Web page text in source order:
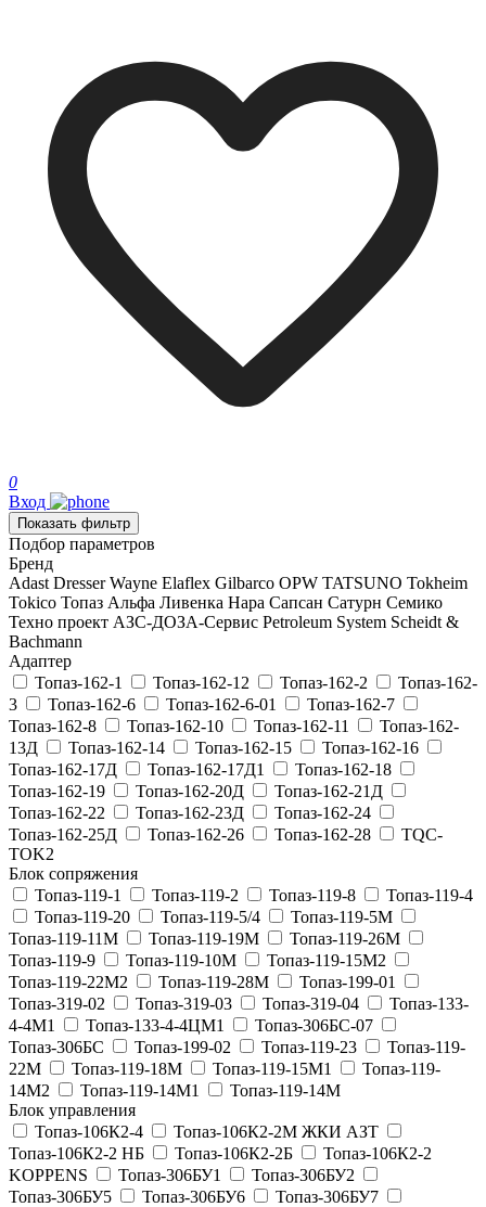
0
Вход
Показать фильтр
Подбор параметров
Бренд
Adast Dresser Wayne Elaflex Gilbarco OPW TATSUNO Tokheim
Tokico Топаз Альфа Ливенка Нара Сапсан Сатурн Семико
Техно проект АЗС-ДОЗА-Сервис Petroleum System Scheidt &
Bachmann
Адаптер
Топаз-162-1
Топаз-162-12 Топаз-162-2
Топаз-162-
3
Топаз-162-6 Топаз-162-6-01
Топаз-162-7
Топаз-162-8
Топаз-162-10 Топаз-162-11
Топаз-162-
13Д
Топаз-162-14 Топаз-162-15
Топаз-162-16
Топаз-162-17Д
Топаз-162-17Д1
Топаз-162-18
Топаз-162-19
Топаз-162-20Д
Топаз-162-21Д
Топаз-162-22
Топаз-162-23Д
Топаз-162-24
Топаз-162-25Д
Топаз-162-26 Топаз-162-28
TQC-
TOK2
Блок сопряжения
Топаз-119-1
Топаз-119-2 Топаз-119-8
Топаз-119-4
Топаз-119-20
Топаз-119-5/4
Топаз-119-5М
Топаз-119-11М
Топаз-119-19М
Топаз-119-26М
Топаз-119-9
Топаз-119-10М
Топаз-119-15М2
Топаз-119-22М2
Топаз-119-28М
Топаз-199-01
Топаз-319-02
Топаз-319-03 Топаз-319-04
Топаз-133-
4-4М1
Топаз-133-4-4ЦМ1
Топаз-306БС-07
Топаз-306БС
Топаз-199-02 Топаз-119-23
Топаз-119-
22М
Топаз-119-18М Топаз-119-15М1
Топаз-119-
14М2
Топаз-119-14М1
Топаз-119-14М
Блок управления
Топаз-106К2-4
Топаз-106К2-2М ЖКИ АЗТ
Топаз-106К2-2 НБ
Топаз-106К2-2Б
Топаз-106К2-2
KOPPENS
Топаз-306БУ1
Топаз-306БУ2
Топаз-306БУ5
Топаз-306БУ6
Топаз-306БУ7